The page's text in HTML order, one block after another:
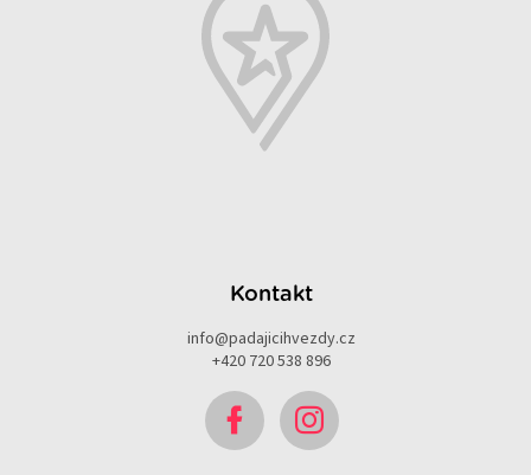
Kontakt
info@padajicihvezdy.cz
+420 720 538 896